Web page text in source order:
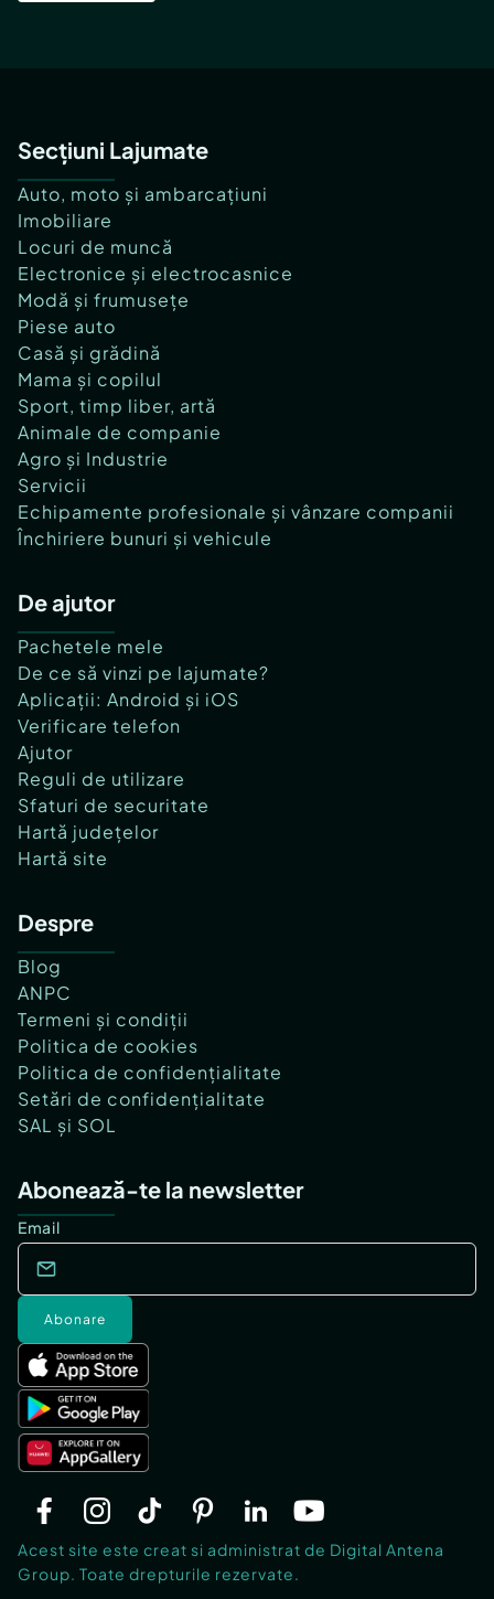
Secțiuni Lajumate
Auto, moto și ambarcațiuni
Imobiliare
Locuri de muncă
Electronice și electrocasnice
Modă și frumusețe
Piese auto
Casă și grădină
Mama și copilul
Sport, timp liber, artă
Animale de companie
Agro și Industrie
Servicii
Echipamente profesionale și vânzare companii
Închiriere bunuri și vehicule
De ajutor
Pachetele mele
De ce să vinzi pe lajumate?
Aplicații: Android și iOS
Verificare telefon
Ajutor
Reguli de utilizare
Sfaturi de securitate
Hartă județelor
Hartă site
Despre
Blog
ANPC
Termeni și condiții
Politica de cookies
Politica de confidențialitate
Setări de confidențialitate
SAL și SOL
Abonează-te la newsletter
Email
Abonare
Acest site este creat si administrat de Digital Antena
Group. Toate drepturile rezervate.